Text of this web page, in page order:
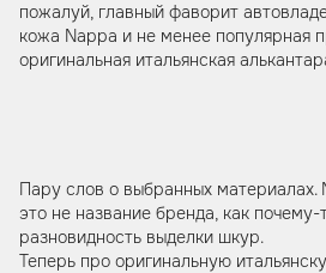
пожалуй, главный фаворит
кожа Nappa и не менее популярная
оригинальная итальянская
Пару слов о выбранных материалах.
это не название бренда, как
разновидность выделки шкур.
Теперь про оригинальную